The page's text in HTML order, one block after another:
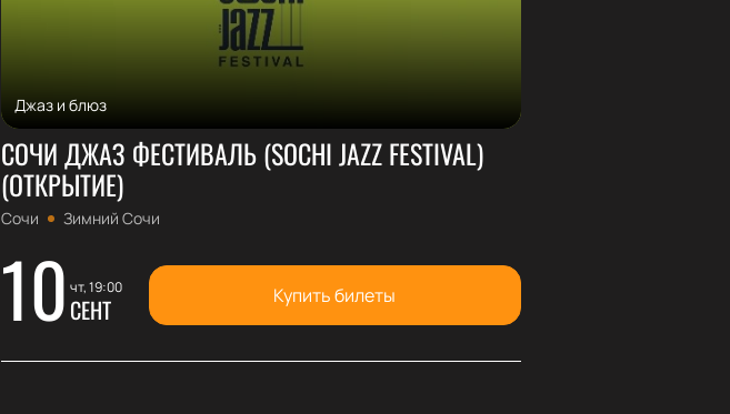
Джаз и блюз
СОЧИ ДЖАЗ ФЕСТИВАЛЬ (SOCHI JAZZ FESTIVAL)
(ОТКРЫТИЕ)
Сочи Зимний Сочи
10 чт, 19:00
СЕНТ Купить билеты